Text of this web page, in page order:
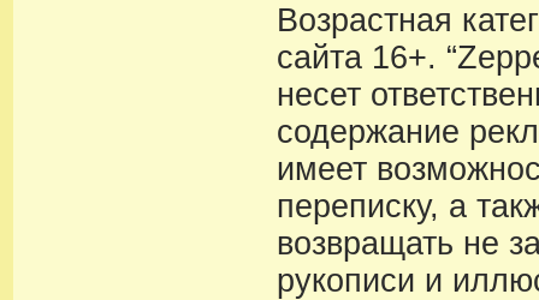
Возрастная
сайта 16+.
несет
содержание
имеет
переписку, а
возвращать не
рукописи и